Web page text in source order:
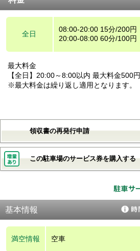
全日
08:00-20:00 15分/200円
20:00-08:00 60分/100円
最大料金
【全日】20:00～8:00以内 最大料金500円
※最大料金は繰り返し適用となります。
領収書の再発行申請
この駐車場のサービス券を購入する
基本情報
満空情報 空車